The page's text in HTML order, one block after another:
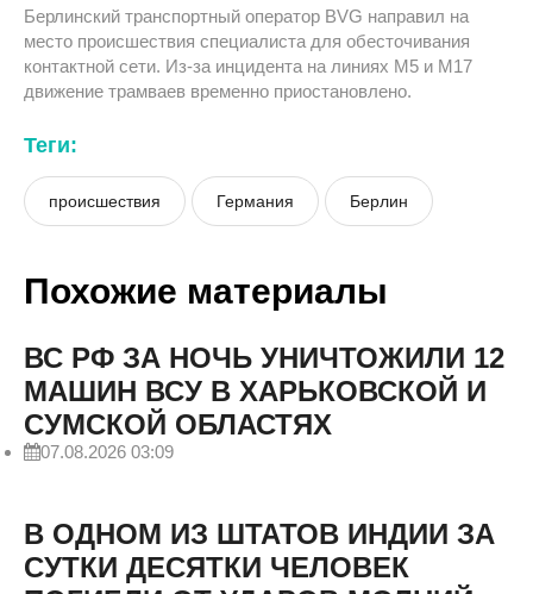
Берлинский транспортный оператор BVG направил на
место происшествия специалиста для обесточивания
контактной сети. Из-за инцидента на линиях M5 и M17
движение трамваев временно приостановлено.
Теги:
происшествия Германия Берлин
Похожие материалы
ВС РФ ЗА НОЧЬ УНИЧТОЖИЛИ 12
МАШИН ВСУ В ХАРЬКОВСКОЙ И
СУМСКОЙ ОБЛАСТЯХ
07.08.2026 03:09
В ОДНОМ ИЗ ШТАТОВ ИНДИИ ЗА
СУТКИ ДЕСЯТКИ ЧЕЛОВЕК